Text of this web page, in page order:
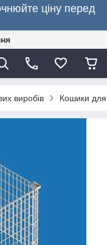
ціну перед
виробів Кошики для